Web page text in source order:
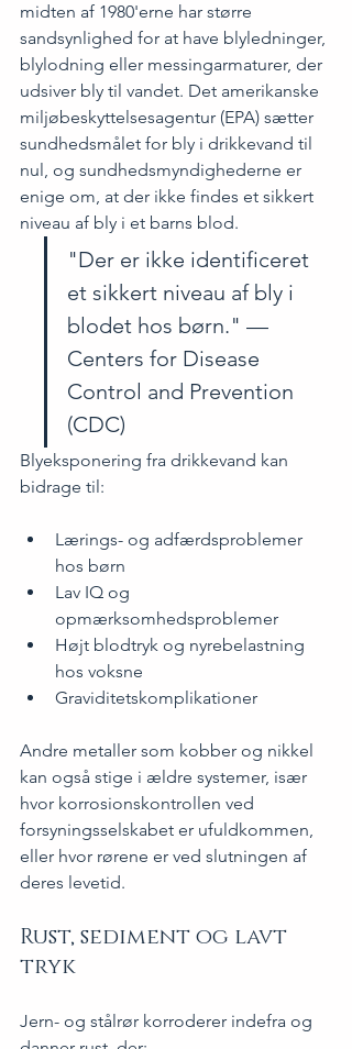
midten af 1980'erne har større
sandsynlighed for at have blyledninger,
blylodning eller messingarmaturer, der
udsiver bly til vandet. Det amerikanske
miljøbeskyttelsesagentur (EPA) sætter
sundhedsmålet for bly i drikkevand til
nul, og sundhedsmyndighederne er
enige om, at der ikke findes et sikkert
niveau af bly i et barns blod.
"Der er ikke identificeret
et sikkert niveau af bly i
blodet hos børn." —
Centers for Disease
Control and Prevention
(CDC)
Blyeksponering fra drikkevand kan
bidrage til:
Lærings- og adfærdsproblemer
hos børn
Lav IQ og
opmærksomhedsproblemer
Højt blodtryk og nyrebelastning
hos voksne
Graviditetskomplikationer
Andre metaller som kobber og nikkel
kan også stige i ældre systemer, især
hvor korrosionskontrollen ved
forsyningsselskabet er ufuldkommen,
eller hvor rørene er ved slutningen af
deres levetid.
Rust, sediment og lavt
tryk
Jern- og stålrør korroderer indefra og